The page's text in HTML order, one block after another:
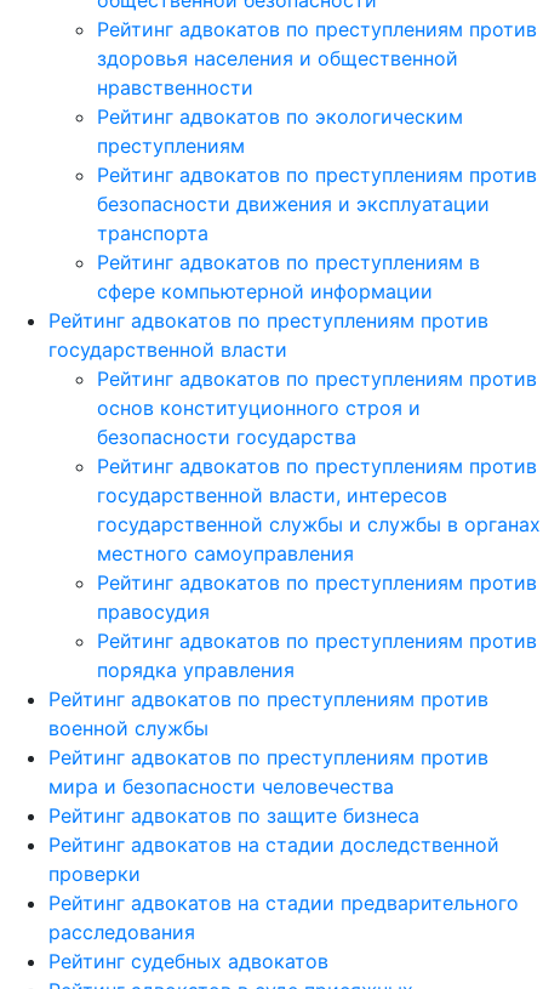
Рейтинг адвокатов по преступлениям против
здоровья населения и общественной
нравственности
Рейтинг адвокатов по экологическим
преступлениям
Рейтинг адвокатов по преступлениям против
безопасности движения и эксплуатации
транспорта
Рейтинг адвокатов по преступлениям в
сфере компьютерной информации
Рейтинг адвокатов по преступлениям против
государственной власти
Рейтинг адвокатов по преступлениям против
основ конституционного строя и
безопасности государства
Рейтинг адвокатов по преступлениям против
государственной власти, интересов
государственной службы и службы в органах
местного самоуправления
Рейтинг адвокатов по преступлениям против
правосудия
Рейтинг адвокатов по преступлениям против
порядка управления
Рейтинг адвокатов по преступлениям против
военной службы
Рейтинг адвокатов по преступлениям против
мира и безопасности человечества
Рейтинг адвокатов по защите бизнеса
Рейтинг адвокатов на стадии доследственной
проверки
Рейтинг адвокатов на стадии предварительного
расследования
Рейтинг судебных адвокатов